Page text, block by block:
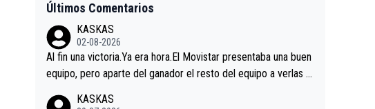
Últimos Comentarios
KASKAS
02-08-2026
Al fin una victoria.Ya era hora.El Movistar presentaba una buen
equipo, pero aparte del ganador el resto del equipo a verlas v
KASKAS